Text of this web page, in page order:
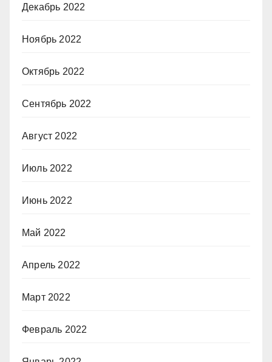
Декабрь 2022
Ноябрь 2022
Октябрь 2022
Сентябрь 2022
Август 2022
Июль 2022
Июнь 2022
Май 2022
Апрель 2022
Март 2022
Февраль 2022